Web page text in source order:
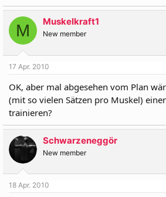
M Muskelkraft1
New member
17 Apr. 2010
OK, aber mal abgesehen vom Plan
(mit so vielen Sätzen pro Muskel)
trainieren?
Schwarzeneggör
New member
18 Apr. 2010